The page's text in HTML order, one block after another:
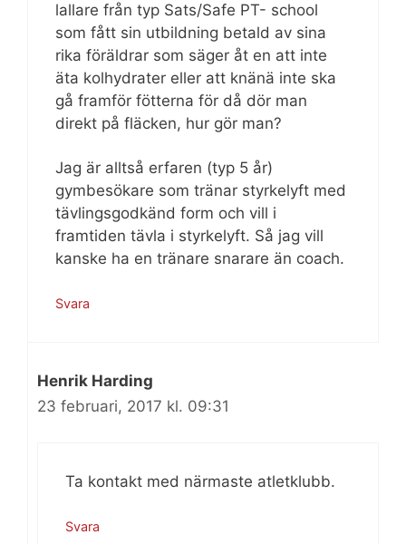
lallare från typ Sats/Safe PT- school
som fått sin utbildning betald av sina
rika föräldrar som säger åt en att inte
äta kolhydrater eller att knänä inte ska
gå framför fötterna för då dör man
direkt på fläcken, hur gör man?
Jag är alltså erfaren (typ 5 år)
gymbesökare som tränar styrkelyft med
tävlingsgodkänd form och vill i
framtiden tävla i styrkelyft. Så jag vill
kanske ha en tränare snarare än coach.
Svara
Henrik Harding
23 februari, 2017 kl. 09:31
Ta kontakt med närmaste atletklubb.
Svara